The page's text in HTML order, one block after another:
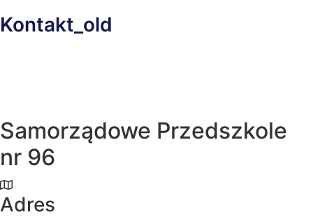
Kontakt_old
Samorządowe Przedszkole
nr 96
Adres